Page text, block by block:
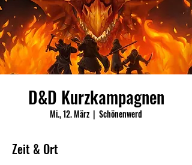
D&D Kurzkampagnen
Mi., 12. März
  |
Schönenwerd
Zeit & Ort